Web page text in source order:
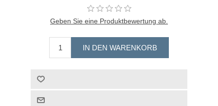
Geben Sie eine Produktbewertung ab.